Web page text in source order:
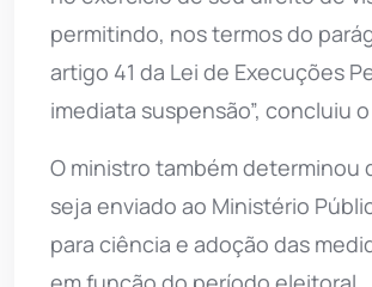
permitindo, nos termos do
artigo 41 da Lei de Execuções
imediata suspensão”, concluiu
O ministro também determinou
seja enviado ao Ministério
para ciência e adoção das